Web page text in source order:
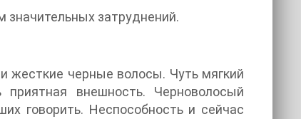
затруднений.
жесткие черные волосы. Чуть мягкий
внешность. Черноволосый
говорить. Неспособность и сейчас